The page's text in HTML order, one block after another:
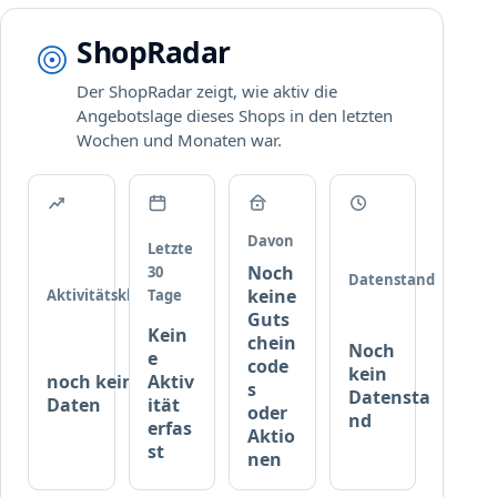
e
n
M
i
n
e
r
ShopRadar
Der ShopRadar zeigt, wie aktiv die
Angebotslage dieses Shops in den letzten
Wochen und Monaten war.
Aktivitätsklasse
noch keine
Daten
Letzte
30
Tage
Kein
e
Aktiv
ität
erfas
st
Davon
Noch
keine
Guts
chein
code
s
oder
Aktio
nen
Datenstand
Noch
kein
Datensta
nd